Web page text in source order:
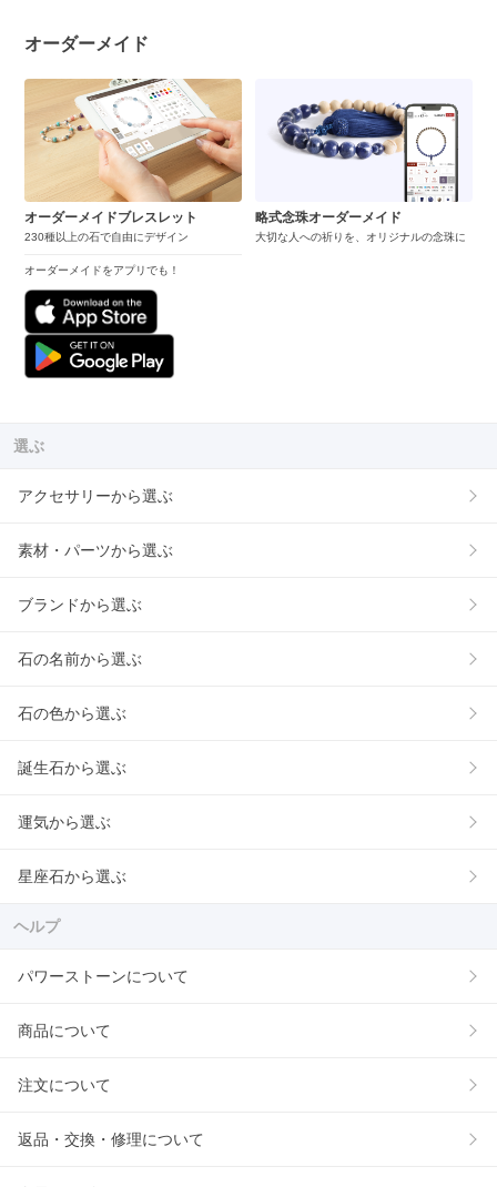
オーダーメイド
オーダーメイドブレスレット
230種以上の石で自由にデザイン
オーダーメイドをアプリでも！
略式念珠オーダーメイド
大切な人への祈りを、オリジナルの念珠に
選ぶ
アクセサリーから選ぶ
素材・パーツから選ぶ
ブランドから選ぶ
石の名前から選ぶ
石の色から選ぶ
誕生石から選ぶ
運気から選ぶ
星座石から選ぶ
ヘルプ
パワーストーンについて
商品について
注文について
返品・交換・修理について